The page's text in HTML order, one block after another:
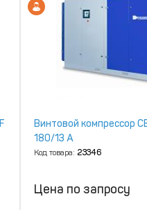
Винтовой компрессор
180/13 A
Код товара:23346
Цена по запросу